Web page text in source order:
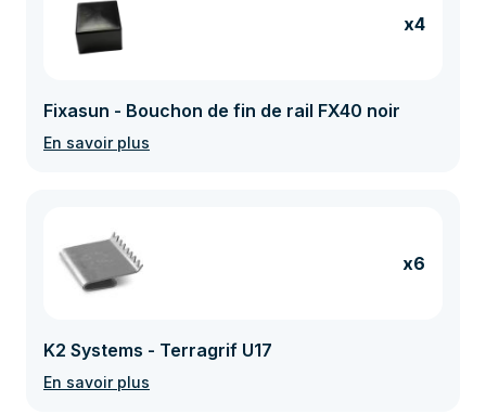
x4
Fixasun - Bouchon de fin de rail FX40 noir
En savoir plus
x6
K2 Systems - Terragrif U17
En savoir plus